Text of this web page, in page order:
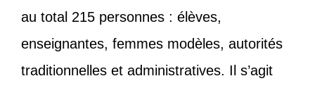
au total 215 personnes : élèves,
enseignantes, femmes modèles, autorités
traditionnelles et administratives. Il s’agit